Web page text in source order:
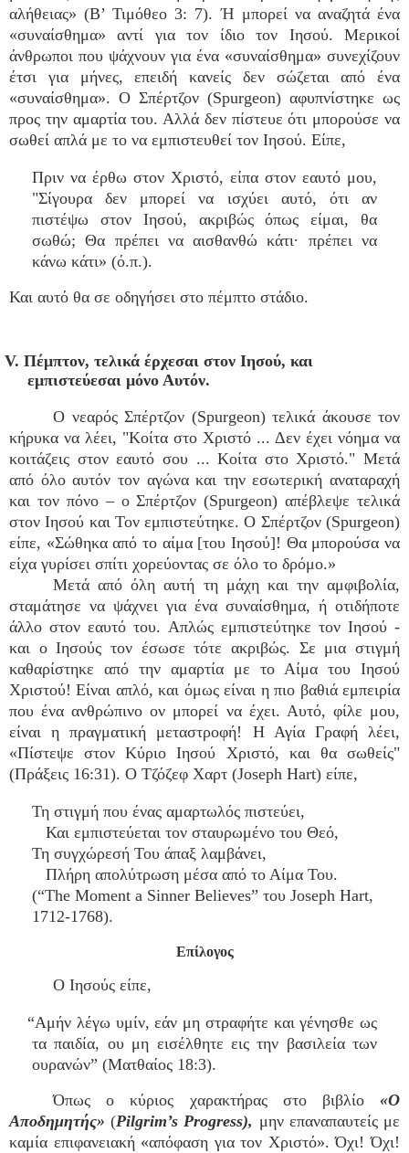
αλήθειας» (Β’ Τιμόθεο 3: 7). Ή μπορεί να αναζητά ένα
«συναίσθημα» αντί για τον ίδιο τον Ιησού. Μερικοί
άνθρωποι που ψάχνουν για ένα «συναίσθημα» συνεχίζουν
έτσι για μήνες, επειδή κανείς δεν σώζεται από ένα
«συναίσθημα». Ο Σπέρτζον (Spurgeon) αφυπνίστηκε ως
προς την αμαρτία του. Αλλά δεν πίστευε ότι μπορούσε να
σωθεί απλά με το να εμπιστευθεί τον Ιησού. Είπε,
Πριν να έρθω στον Χριστό, είπα στον εαυτό μου,
"Σίγουρα δεν μπορεί να ισχύει αυτό, ότι αν
πιστέψω στον Ιησού, ακριβώς όπως είμαι, θα
σωθώ; Θα πρέπει να αισθανθώ κάτι· πρέπει να
κάνω κάτι» (ό.π.).
Και αυτό θα σε οδηγήσει στο πέμπτο στάδιο.
V. Πέμπτον, τελικά έρχεσαι στον Ιησού, και
εμπιστεύεσαι μόνο Αυτόν.
Ο νεαρός Σπέρτζον (Spurgeon) τελικά άκουσε τον
κήρυκα να λέει, "Κοίτα στο Χριστό ... Δεν έχει νόημα να
κοιτάζεις στον εαυτό σου ... Κοίτα στο Χριστό." Μετά
από όλο αυτόν τον αγώνα και την εσωτερική αναταραχή
και τον πόνο – ο Σπέρτζον (Spurgeon) απέβλεψε τελικά
στον Ιησού και Τον εμπιστεύτηκε. Ο Σπέρτζον (Spurgeon)
είπε, «Σώθηκα από το αίμα [του Ιησού]! Θα μπορούσα να
είχα γυρίσει σπίτι χορεύοντας σε όλο το δρόμο.»
Μετά από όλη αυτή τη μάχη και την αμφιβολία,
σταμάτησε να ψάχνει για ένα συναίσθημα, ή οτιδήποτε
άλλο στον εαυτό του. Απλώς εμπιστεύτηκε τον Ιησού -
και ο Ιησούς τον έσωσε τότε ακριβώς. Σε μια στιγμή
καθαρίστηκε από την αμαρτία με το Αίμα του Ιησού
Χριστού! Είναι απλό, και όμως είναι η πιο βαθιά εμπειρία
που ένα ανθρώπινο ον μπορεί να έχει. Αυτό, φίλε μου,
είναι η πραγματική μεταστροφή! Η Αγία Γραφή λέει,
«Πίστεψε στον Κύριο Ιησού Χριστό, και θα σωθείς"
(Πράξεις 16:31). Ο Τζόζεφ Χαρτ (Joseph Hart) είπε,
Τη στιγμή που ένας αμαρτωλός πιστεύει,
Και εμπιστεύεται τον σταυρωμένο του Θεό,
Τη συγχώρεσή Του άπαξ λαμβάνει,
Πλήρη απολύτρωση μέσα από το Αίμα Του.
(“The Moment a Sinner Believes” του Joseph Hart,
1712-1768).
Επίλογος
Ο Ιησούς είπε,
“Αμήν λέγω υμίν, εάν μη στραφήτε και γένησθε ως
τα παιδία, ου μη εισέλθητε εις την βασιλεία των
ουρανών” (Ματθαίος 18:3).
Όπως ο κύριος χαρακτήρας στο βιβλίο «Ο
Αποδημητής» (Pilgrim’s Progress), μην επαναπαυτείς με
καμία επιφανειακή «απόφαση για τον Χριστό». Όχι! Όχι!